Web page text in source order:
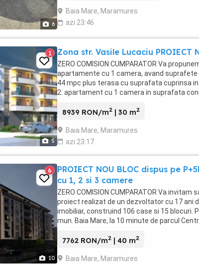
6
Baia Mare, Maramures
azi 23:46
5
1 Zona str. Vasile Lucaciu PROIECT
ZERO COMISION CUMPARATOR Va
apartamente cu 1 camera, avand
44 mpc plus terasa cu suprafata cuprinsa
2: apartament cu 1 camera in suprafata
8939 RON/m2 | 30 m2
Baia Mare, Maramures
azi 23:17
10
6
PROIECT NOU BLOC dispus pe
cu 1, 2 si 3 camere
ZERO COMISION CUMPARATOR Va
proiect realizat de un dezvoltator cu 17 ani
imobiliar, construind 106 case si 15 blocuri.
mun. Baia Mare, la 10 minute de parcul
7762 RON/m2 | 40 m2
Baia Mare, Maramures